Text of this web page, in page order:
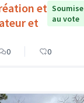
et
et
Soumise
au vote
0 0